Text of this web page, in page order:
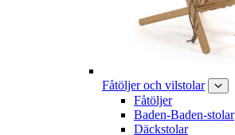
Fåtöljer och vilstolar
Fåtöljer
Baden-Baden-stolar
Däckstolar